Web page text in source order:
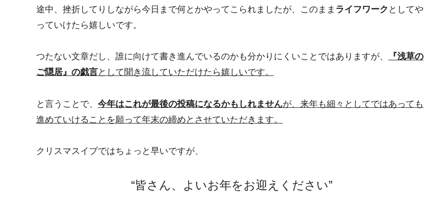
途中、挫折してりしながら今日まで何とかやってこられましたが、このまま ライフワーク としてや
っていけたら嬉しいです。
つたない文章だし、誰に向けて書き進んでいるのかも分かりにくいことではありますが、
『浅草の
ご隠居』の戯言として聞き流していただけたら嬉しいです。
と言うことで、 今年はこれが最後の投稿になるかもしれませんが、来年も細々としてではあっても
進めていけることを願って年末の締めとさせていただきます。
クリスマスイブではちょっと早いですが、
“皆さん、よいお年をお迎えください”